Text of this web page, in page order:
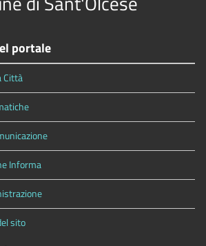
portale
Città
Informa
sito